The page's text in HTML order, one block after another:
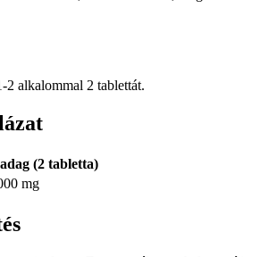
2 alkalommal 2 tablettát.
(2 tabletta)
mg